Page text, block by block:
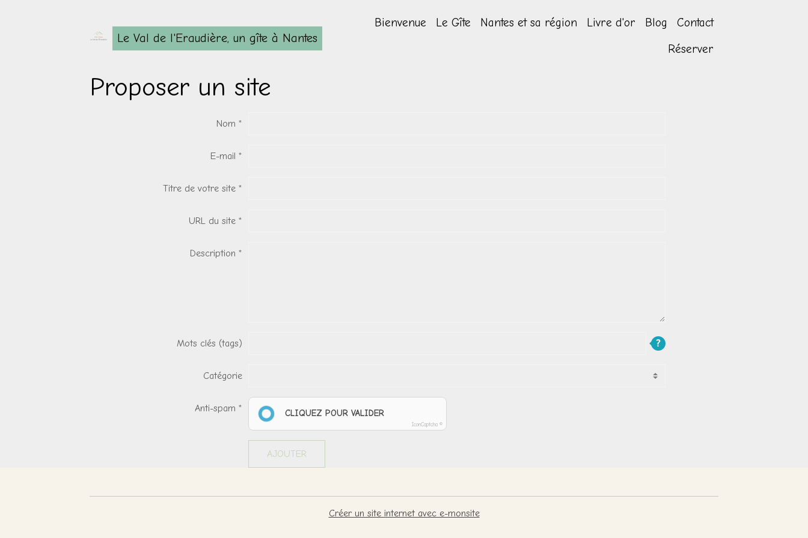
Le Val de l'Eraudière, un gîte à Nantes
Bienvenue Le Gîte Nantes et sa région Livre d'or Blog
Contact
Réserver
Proposer un site
Nom
E-mail
Titre de votre site
URL du site
Description
Mots clés (tags)
Catégorie
Anti-spam CLIQUEZ POUR VALIDER
IconCaptcha ©
AJOUTER
Créer un site internet avec e-monsite